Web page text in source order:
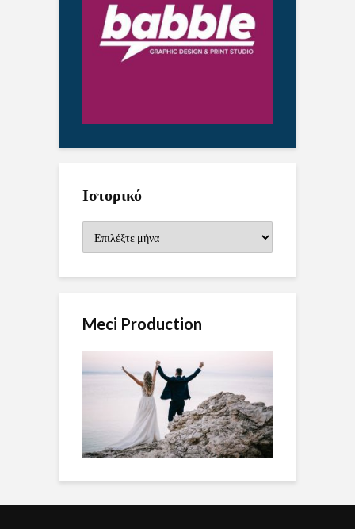
Ιστορικό
Meci Production